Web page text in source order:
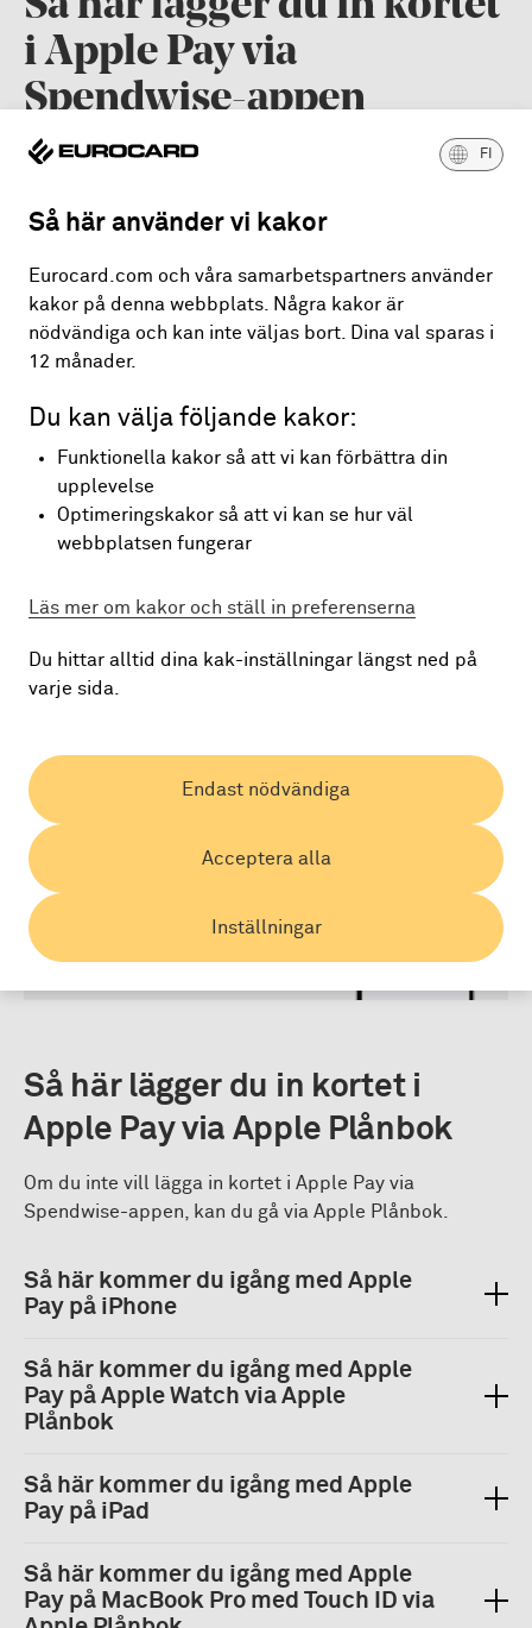
i Apple Pay via
Spendwise-appen
Det är lätt att lägga in ditt kort i Apple Pay från
Spendwise-appen eftersom din kortinformation redan
finns lagrad i appen. Så här gör du.
Logga in i Spendwise-appen. Kontrollera så att
Välj det kort du vill lägga till i Apple Pay via
toppmenyn.
installationen av Apple Pay.
Så här lägger du in kortet i
Apple Pay via Apple Plånbok
Om du inte vill lägga in kortet i Apple Pay via
Spendwise-appen, kan du gå via Apple Plånbok.
Så här kommer du igång med Apple
Pay på iPhone
Så här kommer du igång med Apple
Pay på Apple Watch via Apple
Plånbok
Så här kommer du igång med Apple
Pay på iPad
Så här kommer du igång med Apple
Pay på MacBook Pro med Touch ID via
FI
Så här använder vi kakor
Eurocard.com och våra samarbetspartners använder
kakor på denna webbplats. Några kakor är
nödvändiga och kan inte väljas bort. Dina val sparas i
12 månader.
Du kan välja följande kakor:
Funktionella kakor så att vi kan förbättra din
upplevelse
Optimeringskakor så att vi kan se hur väl
webbplatsen fungerar
Läs mer om kakor och ställ in preferenserna
Du hittar alltid dina kak-inställningar längst ned på
varje sida.
Inställningar
Acceptera alla
Endast nödvändiga